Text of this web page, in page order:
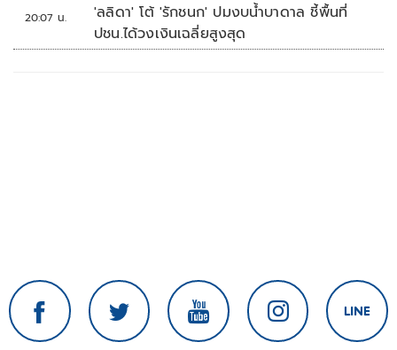
20:07 น.
'ลลิดา' โต้ 'รักชนก' ปมงบน้ำบาดาล ชี้พื้นที่
ปชน.ได้วงเงินเฉลี่ยสูงสุด